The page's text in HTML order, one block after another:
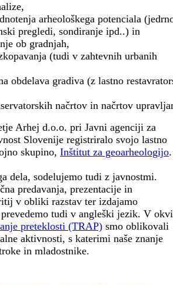
arheološkega potenciala
pregledi, sondiranje ipd..) in
ob gradnjah,
(tudi v zahtevnih urbanih
obdelava gradiva (z lastno
načrtov in načrtov
Arhej d.o.o. pri Javni agenciji za
Slovenije registriralo svojo lastno
skupino, Inštitut za geoarheologijo.
dela, sodelujemo tudi z javnostmi.
predavanja, prezentacije in
v obliki razstav ter izdajamo
tudi v angleški jezik. V
preteklosti (TRAP) smo oblikovali
aktivnosti, s katerimi naše znanje
in mladostnike.